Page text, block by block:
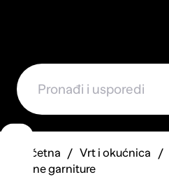
Početna Vrt i okućnica
Vrtne garniture